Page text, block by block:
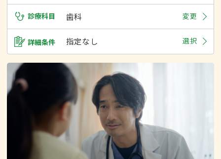
診療科目 歯科 変更
詳細条件 指定なし 選択